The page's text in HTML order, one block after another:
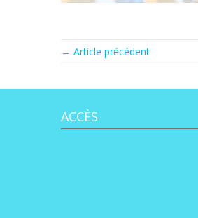
← Article précédent
ACCÈS